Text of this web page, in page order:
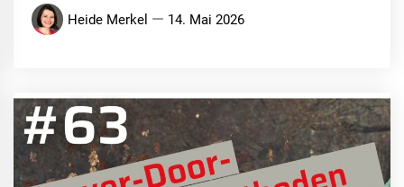
Heide Merkel 14. Mai 2026